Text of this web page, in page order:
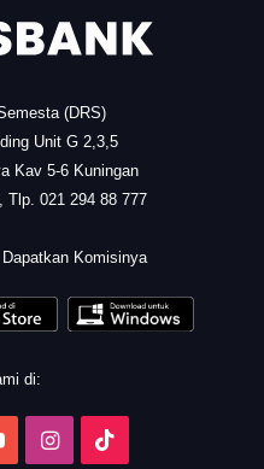
(DRS)
Unit G 2,3,5
Kav 5-6 Kuningan
Tlp. 021 294 88 777
Komisinya
di:
YouTubeInstagram